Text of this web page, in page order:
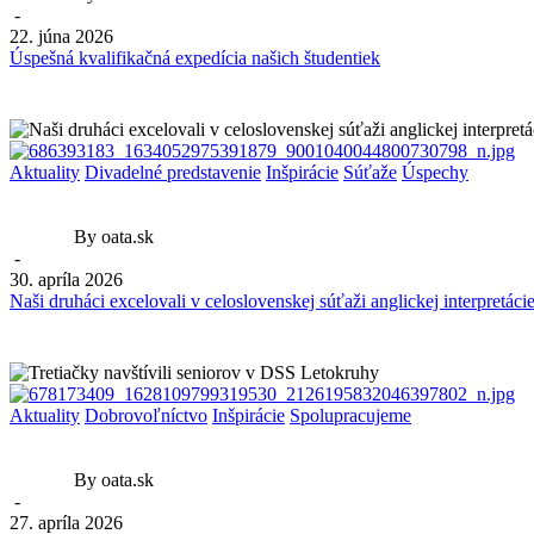
-
22. júna 2026
Úspešná kvalifikačná expedícia našich študentiek
Aktuality Divadelné predstavenie Inšpirácie Súťaže Úspechy
By oata.sk
-
30. apríla 2026
Naši druháci excelovali v celoslovenskej súťaži anglickej interpretácie
Aktuality Dobrovoľníctvo Inšpirácie Spolupracujeme
By oata.sk
-
27. apríla 2026